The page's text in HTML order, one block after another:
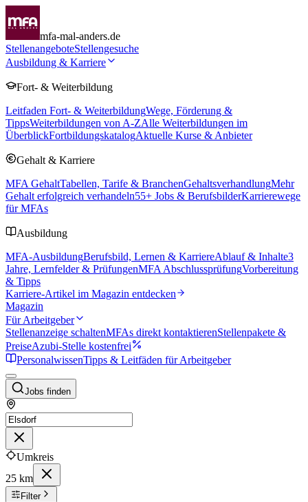
mfa-mal-anders.de
StellenangeboteStellengesuche
Ausbildung & Karriere
Fort- & Weiterbildung
Leitfaden Fort- & WeiterbildungWege, Förderung &
TippsWeiterbildungen von A-ZAlle Weiterbildungen im
ÜberblickFortbildungskatalogAktuelle Kurse & Anbieter
Gehalt & Karriere
MFA GehaltTabellen, Tarife & BranchenGehaltsverhandlungMehr
Gehalt erfolgreich verhandeln55+ Jobs & BerufsbilderKarrierewege
für MFAs
Ausbildung
MFA-AusbildungBerufsbild, Lernen & KarriereAblauf & Inhalte3
Jahre, Lernfelder & PrüfungenMFA AbschlussprüfungVorbereitung
& Tipps
Karriere-Artikel im Magazin entdecken
Magazin
Für Arbeitgeber
Stellenanzeige schaltenMFAs direkt kontaktierenStellenpakete &
PreiseAzubi-Stelle kostenfrei
PersonalwissenTipps & Leitfäden für Arbeitgeber
Jobs finden
Umkreis
25 km
Filter